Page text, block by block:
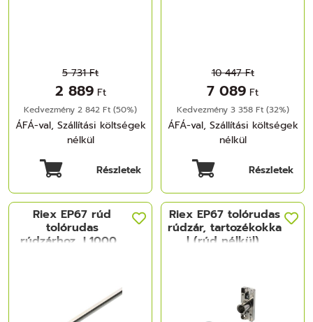
5 731 Ft
2 889 Ft
Kedvezmény 2 842 Ft (50%)
ÁFÁ-val, Szállítási költségek
nélkül
Részletek
10 447 Ft
7 089 Ft
Kedvezmény 3 358 Ft (32%)
ÁFÁ-val, Szállítási költségek
nélkül
Részletek
Riex EP67 rúd
tolórudas
rúdzárhoz, L1000 ,
Riex EP67 tolórudas
rúdzár, tartozékokka
l (rúd nélkül),